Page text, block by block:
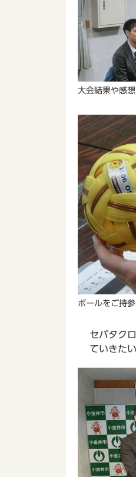
大会結果や感
ボールをご持
セパタク
ていきた